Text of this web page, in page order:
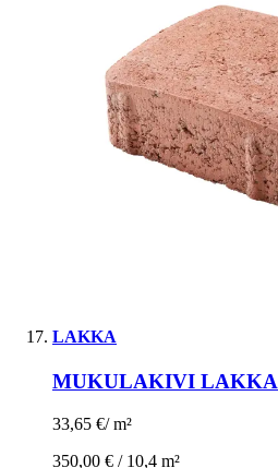
LAKKA
MUKULAKIVI LAKKA
33,65 €/ m²
350,00 € / 10,4 m²